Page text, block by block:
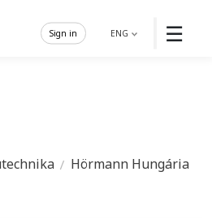
☰
ENG
Sign in
Hörmann Hungária